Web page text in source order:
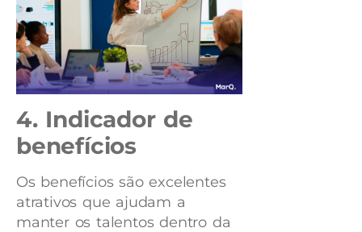
4. Indicador de
benefícios
Os benefícios são excelentes
atrativos que ajudam a
manter os talentos dentro da